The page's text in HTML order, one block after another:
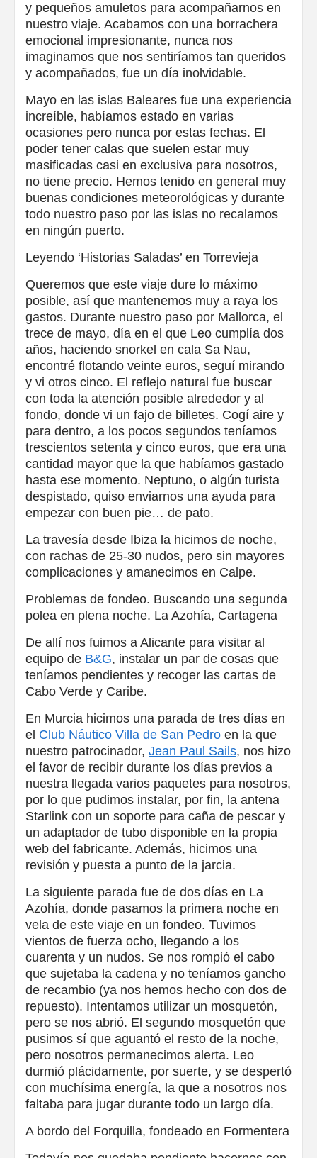
y pequeños amuletos para acompañarnos en
nuestro viaje. Acabamos con una borrachera
emocional impresionante, nunca nos
imaginamos que nos sentiríamos tan queridos
y acompañados, fue un día inolvidable.
Mayo en las islas Baleares fue una experiencia
increíble, habíamos estado en varias
ocasiones pero nunca por estas fechas. El
poder tener calas que suelen estar muy
masificadas casi en exclusiva para nosotros,
no tiene precio. Hemos tenido en general muy
buenas condiciones meteorológicas y durante
todo nuestro paso por las islas no recalamos
en ningún puerto.
Leyendo ‘Historias Saladas’ en Torrevieja
Queremos que este viaje dure lo máximo
posible, así que mantenemos muy a raya los
gastos. Durante nuestro paso por Mallorca, el
trece de mayo, día en el que Leo cumplía dos
años, haciendo snorkel en cala Sa Nau,
encontré flotando veinte euros, seguí mirando
y vi otros cinco. El reflejo natural fue buscar
con toda la atención posible alrededor y al
fondo, donde vi un fajo de billetes. Cogí aire y
para dentro, a los pocos segundos teníamos
trescientos setenta y cinco euros, que era una
cantidad mayor que la que habíamos gastado
hasta ese momento. Neptuno, o algún turista
despistado, quiso enviarnos una ayuda para
empezar con buen pie… de pato.
La travesía desde Ibiza la hicimos de noche,
con rachas de 25-30 nudos, pero sin mayores
complicaciones y amanecimos en Calpe.
Problemas de fondeo. Buscando una segunda
polea en plena noche. La Azohía, Cartagena
De allí nos fuimos a Alicante para visitar al
equipo de B&G, instalar un par de cosas que
teníamos pendientes y recoger las cartas de
Cabo Verde y Caribe.
En Murcia hicimos una parada de tres días en
el Club Náutico Villa de San Pedro en la que
nuestro patrocinador, Jean Paul Sails, nos hizo
el favor de recibir durante los días previos a
nuestra llegada varios paquetes para nosotros,
por lo que pudimos instalar, por fin, la antena
Starlink con un soporte para caña de pescar y
un adaptador de tubo disponible en la propia
web del fabricante. Además, hicimos una
revisión y puesta a punto de la jarcia.
La siguiente parada fue de dos días en La
Azohía, donde pasamos la primera noche en
vela de este viaje en un fondeo. Tuvimos
vientos de fuerza ocho, llegando a los
cuarenta y un nudos. Se nos rompió el cabo
que sujetaba la cadena y no teníamos gancho
de recambio (ya nos hemos hecho con dos de
repuesto). Intentamos utilizar un mosquetón,
pero se nos abrió. El segundo mosquetón que
pusimos sí que aguantó el resto de la noche,
pero nosotros permanecimos alerta. Leo
durmió plácidamente, por suerte, y se despertó
con muchísima energía, la que a nosotros nos
faltaba para jugar durante todo un largo día.
A bordo del Forquilla, fondeado en Formentera